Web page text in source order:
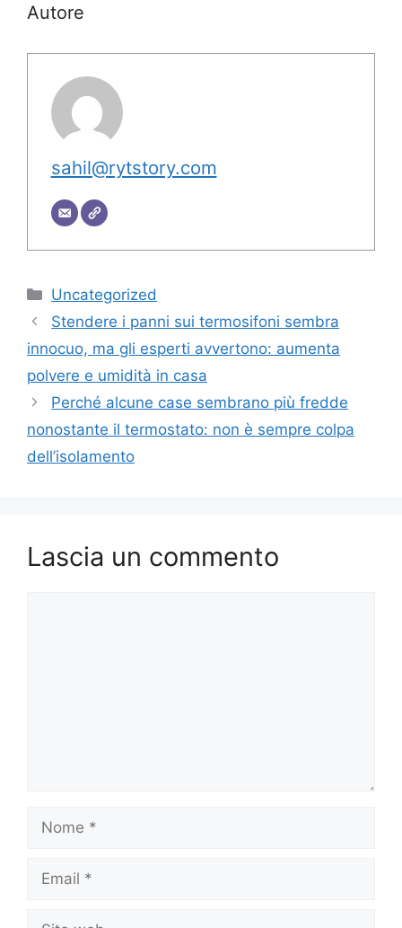
Autore
sahil@rytstory.com
Categorie
Uncategorized
Stendere i panni sui termosifoni sembra
innocuo, ma gli esperti avvertono: aumenta
polvere e umidità in casa
Perché alcune case sembrano più fredde
nonostante il termostato: non è sempre colpa
dell’isolamento
Lascia un commento